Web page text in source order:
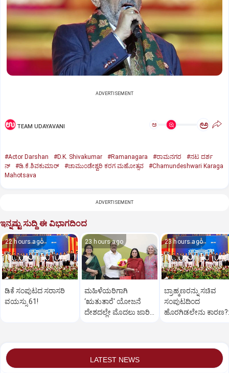
ADVERTISEMENT
TEAM UDAYAVANI ಅ ಅ
#Actor Darshan #D.K. Shivakumar #Ramanagara #ರಾಮನಗರ
#ನಟ ದರ್ಶ
ನ್
#ಡಿ.ಕೆ.ಶಿವಕುಮಾರ್ #ಚಾಮುಂಡೇಶ್ವರಿ ಕರಗ ಮಹೋತ್ಸವ
#Chamundeshwari Karaga
Mahotsava
ADVERTISEMENT
ಇನ್ನಷ್ಟು ಸುದ್ದಿ ಈ ವಿಭಾಗದಿಂದ
22 hours ago
ಡಿಕೆ ಸಂಪುಟದ ಸರಾಸರಿ
ವಯಸ್ಸು 61!
23 hours ago
ಮಹಿಳೆಯರಿಗಾಗಿ
‘ಋತುತಾರೆ' ಯೋಜನೆ
ದೇಶದಲ್ಲೇ ಮೊದಲು ಜಾರಿ:
23 hours ago
ಬ್ರಾಹ್ಮಣರನ್ನು ಸಚಿವ
ಸಂಪುಟದಿಂದ
ಹೊರಗಿಡಲೇನು ಕಾರಣ?:
LATEST NEWS